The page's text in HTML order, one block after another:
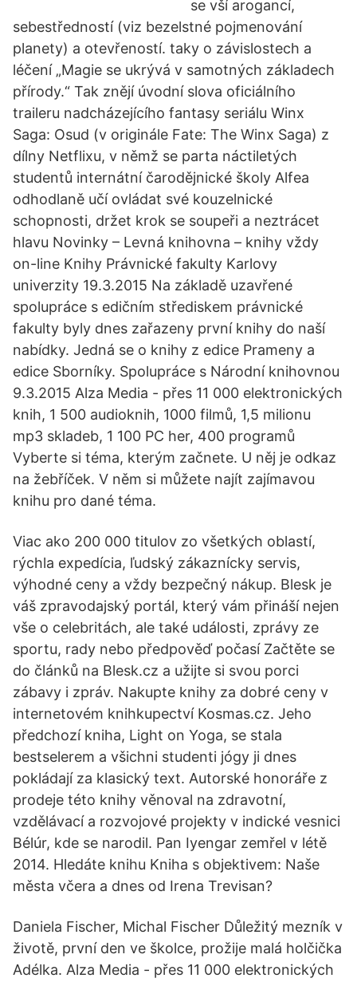
se vší arogancí,
sebestředností (viz bezelstné pojmenování
planety) a otevřeností. taky o závislostech a
léčení „Magie se ukrývá v samotných základech
přírody.“ Tak znějí úvodní slova oficiálního
traileru nadcházejícího fantasy seriálu Winx
Saga: Osud (v originále Fate: The Winx Saga) z
dílny Netflixu, v němž se parta náctiletých
studentů internátní čarodějnické školy Alfea
odhodlaně učí ovládat své kouzelnické
schopnosti, držet krok se soupeři a neztrácet
hlavu Novinky – Levná knihovna – knihy vždy
on-line Knihy Právnické fakulty Karlovy
univerzity 19.3.2015 Na základě uzavřené
spolupráce s edičním střediskem právnické
fakulty byly dnes zařazeny první knihy do naší
nabídky. Jedná se o knihy z edice Prameny a
edice Sborníky. Spolupráce s Národní knihovnou
9.3.2015 Alza Media - přes 11 000 elektronických
knih, 1 500 audioknih, 1000 filmů, 1,5 milionu
mp3 skladeb, 1 100 PC her, 400 programů
Vyberte si téma, kterým začnete. U něj je odkaz
na žebříček. V něm si můžete najít zajímavou
knihu pro dané téma.
Viac ako 200 000 titulov zo všetkých oblastí,
rýchla expedícia, ľudský zákaznícky servis,
výhodné ceny a vždy bezpečný nákup. Blesk je
váš zpravodajský portál, který vám přináší nejen
vše o celebritách, ale také události, zprávy ze
sportu, rady nebo předpověď počasí Začtěte se
do článků na Blesk.cz a užijte si svou porci
zábavy i zpráv. Nakupte knihy za dobré ceny v
internetovém knihkupectví Kosmas.cz. Jeho
předchozí kniha, Light on Yoga, se stala
bestselerem a všichni studenti jógy ji dnes
pokládají za klasický text. Autorské honoráře z
prodeje této knihy věnoval na zdravotní,
vzdělávací a rozvojové projekty v indické vesnici
Bélúr, kde se narodil. Pan Iyengar zemřel v létě
2014. Hledáte knihu Kniha s objektivem: Naše
města včera a dnes od Irena Trevisan?
Daniela Fischer, Michal Fischer Důležitý mezník v
životě, první den ve školce, prožije malá holčička
Adélka. Alza Media - přes 11 000 elektronických